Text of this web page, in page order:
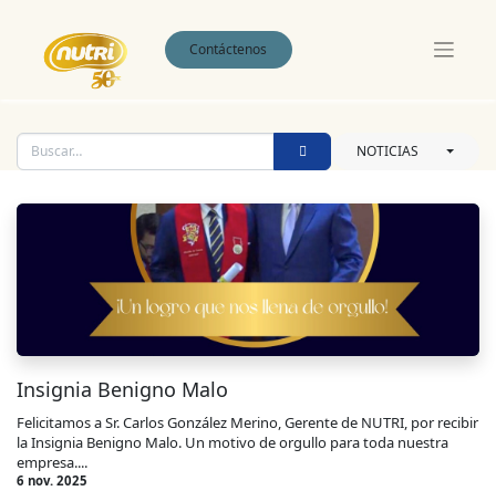
Contáctenos
NOTICIAS
Insignia Benigno Malo
Felicitamos a Sr. Carlos González Merino, Gerente de NUTRI, por recibir
la Insignia Benigno Malo. Un motivo de orgullo para toda nuestra
empresa....
6 nov. 2025